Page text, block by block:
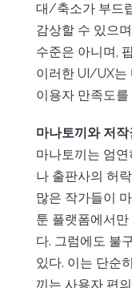
대/축소가 부드
감상할 수 있으
수준은 아니며,
이러한 UI/UX는
이용자 만족도를
마나토끼와 저작
마나토끼는 엄
나 출판사의 허
많은 작가들이
툰 플랫폼에서
다. 그럼에도 불
있다. 이는 단순
끼는 사용자 편